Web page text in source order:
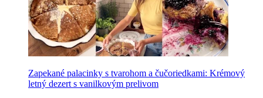
Zapekané palacinky s tvarohom a čučoriedkami: Krémový
letný dezert s vanilkovým prelivom